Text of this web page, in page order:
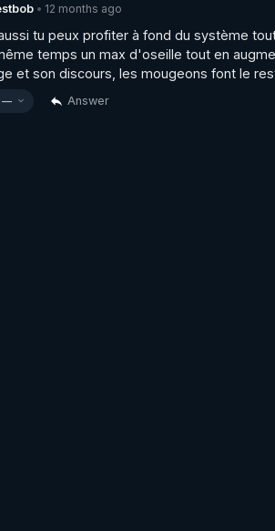
• 12 months ago
tu peux profiter à fond du système
temps un max d'oseille tout en
et son discours, les mougeons font le
— Answer